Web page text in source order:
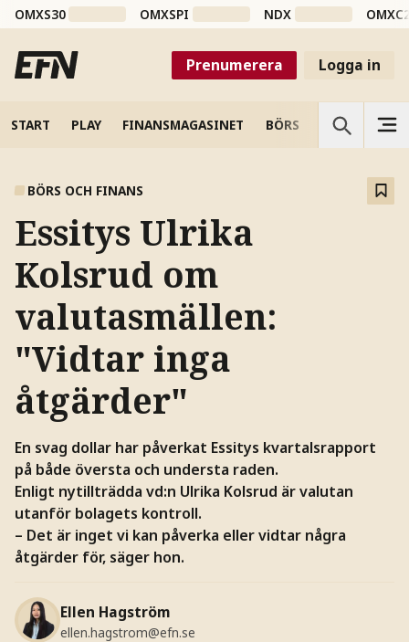
OMXS30 OMXSPI NDX
Prenumerera Logga in
START PLAY FINANSMAGASINET BÖRS VETENSKAP
BÖRS OCH FINANS
Essitys Ulrika
Kolsrud om
valutasmällen:
"Vidtar inga
åtgärder"
En svag dollar har påverkat Essitys kvartalsrapport
på både översta och understa raden.
Enligt nytillträdda vd:n Ulrika Kolsrud är valutan
utanför bolagets kontroll.
– Det är inget vi kan påverka eller vidtar några
åtgärder för, säger hon.
Ellen Hagström
ellen.hagstrom@efn.se